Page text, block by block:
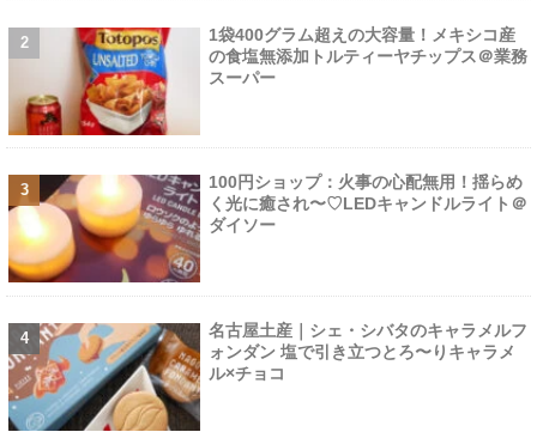
1袋400グラム超えの大容量！メキシコ産
の食塩無添加トルティーヤチップス＠業務
スーパー
100円ショップ：火事の心配無用！揺らめ
く光に癒され〜♡LEDキャンドルライト＠
ダイソー
名古屋土産｜シェ・シバタのキャラメルフ
ォンダン 塩で引き立つとろ〜りキャラメ
ル×チョコ